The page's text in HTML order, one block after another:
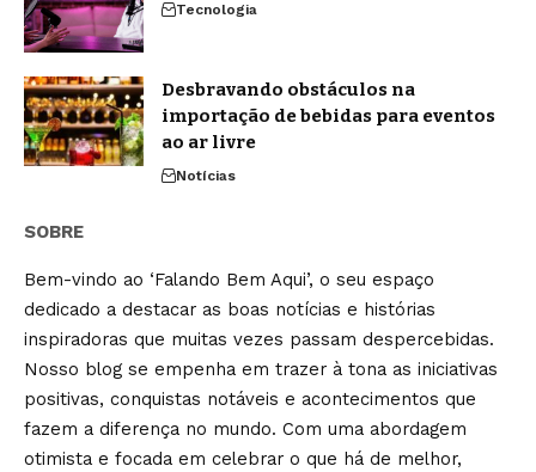
Tecnologia
Desbravando obstáculos na
importação de bebidas para eventos
ao ar livre
Notícias
SOBRE
Bem-vindo ao ‘Falando Bem Aqui’, o seu espaço
dedicado a destacar as boas notícias e histórias
inspiradoras que muitas vezes passam despercebidas.
Nosso blog se empenha em trazer à tona as iniciativas
positivas, conquistas notáveis e acontecimentos que
fazem a diferença no mundo. Com uma abordagem
otimista e focada em celebrar o que há de melhor,